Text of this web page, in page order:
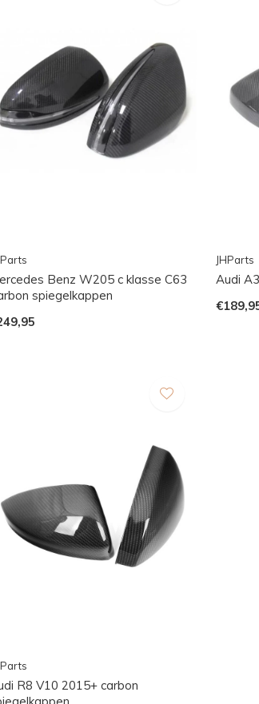
Benz W205 c klasse C63
spiegelkappen
JHParts
Audi
R8 V10 2015+ carbon